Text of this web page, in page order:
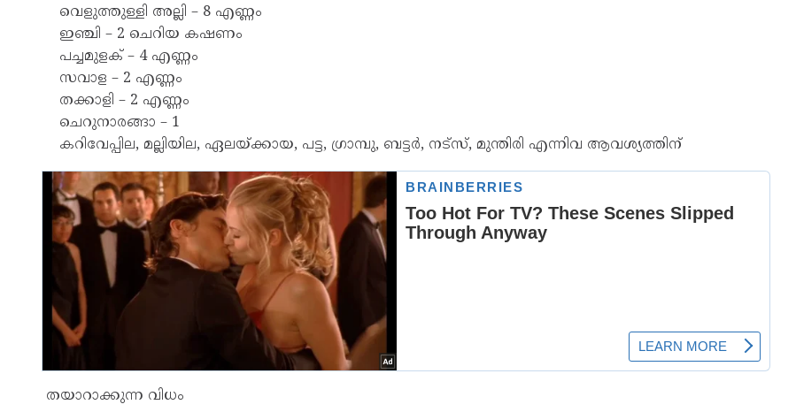
വെളുത്തുള്ളി അല്ലി – 8 എണ്ണം
ഇഞ്ചി – 2 ചെറിയ കഷണം
പച്ചമുളക് – 4 എണ്ണം
സവാള – 2 എണ്ണം
തക്കാളി – 2 എണ്ണം
ചെറുനാരങ്ങാ – 1
കറിവേപ്പില, മല്ലിയില, ഏലയ്ക്കായ, പട്ട, ഗ്രാമ്പു, ബട്ടര്‍, നട്സ്, മുന്തിരി എന്നിവ ആവശ്യത്തിന്
തയാറാക്കുന്ന വിധം